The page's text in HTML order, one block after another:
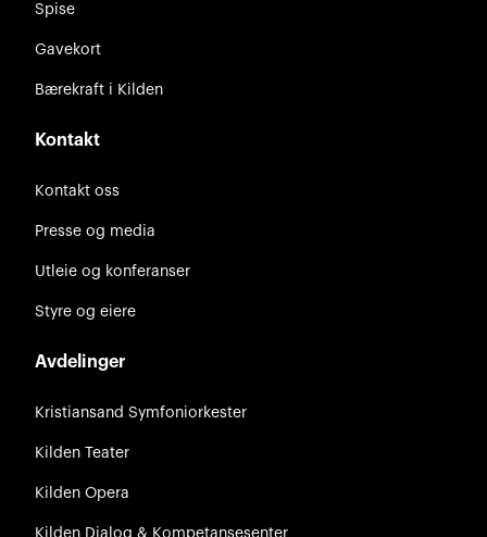
Spise
Gavekort
Bærekraft i Kilden
Kontakt
Kontakt oss
Presse og media
Utleie og konferanser
Styre og eiere
Avdelinger
Kristiansand Symfoniorkester
Kilden Teater
Kilden Opera
Kilden Dialog & Kompetansesenter